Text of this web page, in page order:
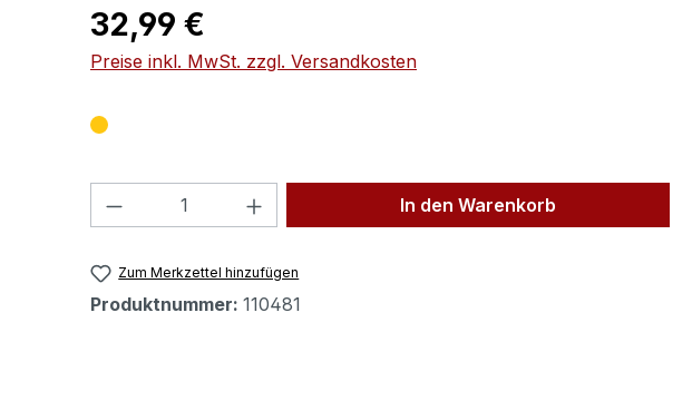
Regulärer Preis:
32,99 €
Preise inkl. MwSt. zzgl. Versandkosten
Produkt Anzahl: Gib den gewünschten Wert
In den Warenkorb
Zum Merkzettel hinzufügen
Produktnummer: 110481